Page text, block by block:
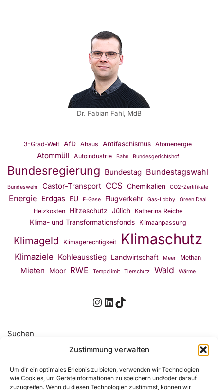
Zustimmung verwalten
Um dir ein optimales Erlebnis zu bieten, verwenden wir Technologien
wie Cookies, um Geräteinformationen zu speichern und/oder darauf
zuzugreifen. Wenn du diesen Technologien zustimmst, können wir
Dr. Fabian Fahl, MdB
3-Grad-Welt AfD Ahaus Antifaschismus Atomenergie
Atommüll Autoindustrie Bahn Bundesgerichtshof
Bundesregierung Bundestag Bundestagswahl
Bundeswehr Castor-Transport CCS Chemikalien CO2-Zertifikate
Energie Erdgas EU F-Gase Flugverkehr Gas-Lobby Green Deal
Heizkosten Hitzeschutz Jülich Katherina Reiche
Klima- und Transformationsfonds Klimaanpassung
Klimageld Klimagerechtigkeit Klimaschutz
Klimaziele Kohleausstieg Landwirtschaft Meer Methan
Mieten Moor RWE Tempolimit Tierschutz Wald Wärme
Suchen
Suchen